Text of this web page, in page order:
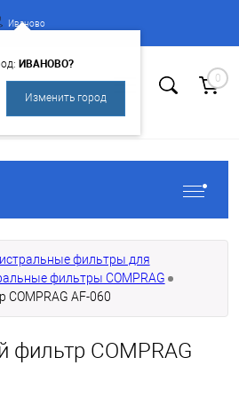
Иваново
ИВАНОВО?
Изменить город
0
фильтры для
фильтры COMPRAG
AF-060
фильтр COMPRAG